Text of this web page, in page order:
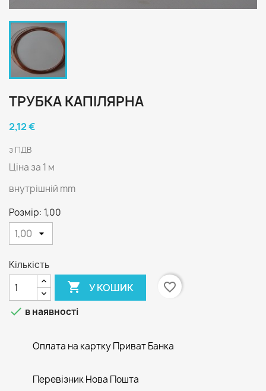
ТРУБКА КАПІЛЯРНА
2,12 €
з ПДВ
Ціна за 1 м
внутрішній mm
Розмір: 1,00
Кількість
 У КОШИК
favorite_border
 в наявності
Оплата на картку Приват Банка
Перевізник Нова Пошта